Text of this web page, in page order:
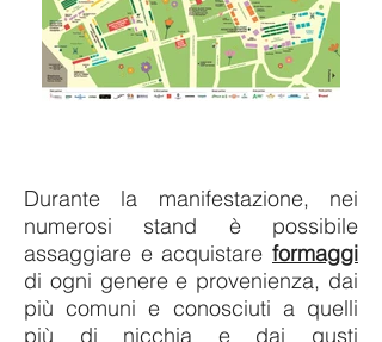
Durante la manifestazione, nei
numerosi stand è possibile
assaggiare e acquistare formaggi
di ogni genere e provenienza, dai
più comuni e conosciuti a quelli
più di nicchia e dai gusti